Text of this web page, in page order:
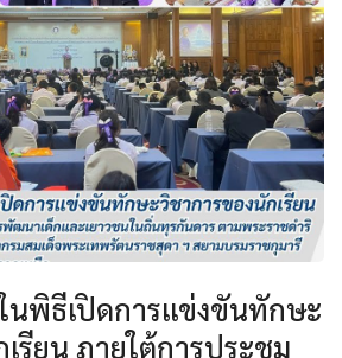
นพิธีเปิดการแข่งขันทักษะ
รียน ภายใต้การประชุม